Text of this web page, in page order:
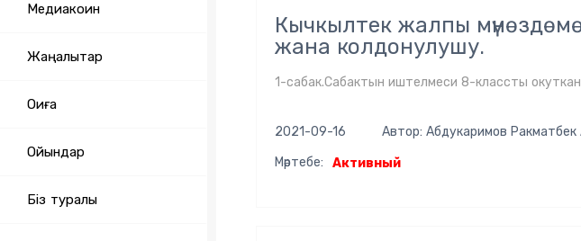
Медиакоин
Жаңалықтар
Оқиға
Ойындар
Біз туралы
Кычкылтек жалпы
жана колдонулушу.
1-сабак.Сабактын иштелмеси 8-классты
2021-09-16 Автор: Абдукаримов Ракматбек
Мәртебе:
Активный